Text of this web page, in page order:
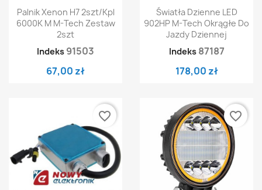
Palnik Xenon H7 2szt/kpl
6000K M M-Tech Zestaw
2szt
Indeks 91503
67,00 zł
Światła Dzienne LED
902HP M-Tech Okrągłe Do
Jazdy Dziennej
Indeks 87187
178,00 zł
favorite_border favorite_border